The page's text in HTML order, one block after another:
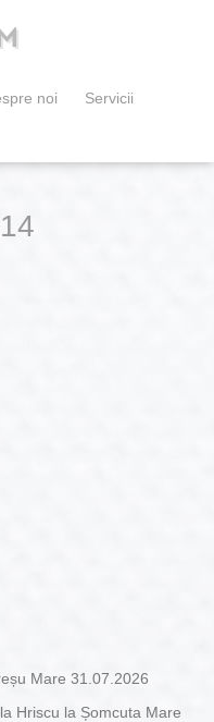
noi Servicii
Mare 31.07.2026
Hriscu la Șomcuta Mare